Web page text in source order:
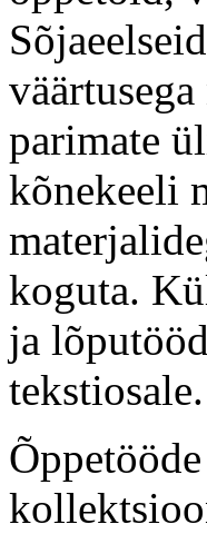
parimate
kõnekeeli
koguta.
ja
tekstiosale.